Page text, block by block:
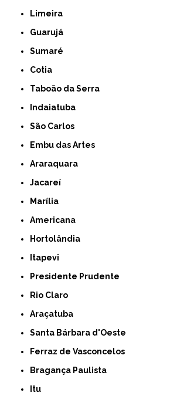
Limeira
Guarujá
Sumaré
Cotia
Taboão da Serra
Indaiatuba
São Carlos
Embu das Artes
Araraquara
Jacareí
Marília
Americana
Hortolândia
Itapevi
Presidente Prudente
Rio Claro
Araçatuba
Santa Bárbara d'Oeste
Ferraz de Vasconcelos
Bragança Paulista
Itu